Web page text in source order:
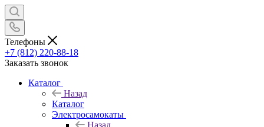
Телефоны
+7 (812) 220-88-18
Заказать звонок
Каталог
Назад
Каталог
Электросамокаты
Назад